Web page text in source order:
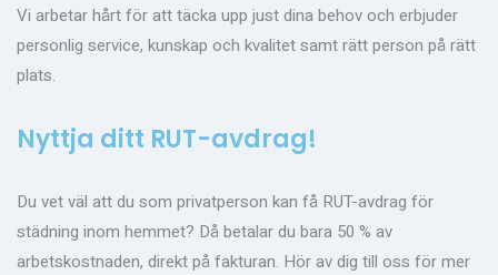
Vi arbetar hårt för att täcka upp just dina behov och erbjuder
personlig service, kunskap och kvalitet samt rätt person på rätt
plats.
Nyttja ditt RUT-avdrag!
Du vet väl att du som privatperson kan få RUT-avdrag för
städning inom hemmet? Då betalar du bara 50 % av
arbetskostnaden, direkt på fakturan. Hör av dig till oss för mer